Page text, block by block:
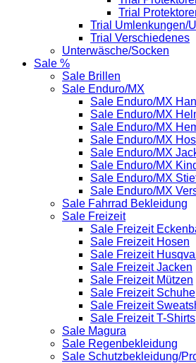
Trial
Trial Umlenkungen/
Trial Verschiedenes
Unterwäsche/Socken
Sale %
Sale Brillen
Sale Enduro/MX
Sale Enduro/MX
Sale Enduro/MX
Sale Enduro/MX
Sale Enduro/MX
Sale Enduro/MX
Sale Enduro/MX
Sale Enduro/MX
Sale Enduro/MX
Sale Fahrrad Bekleidung
Sale Freizeit
Sale Freizeit
Sale Freizeit Hosen
Sale Freizeit
Sale Freizeit Jacken
Sale Freizeit Mützen
Sale Freizeit Schuhe
Sale Freizeit
Sale Freizeit T-Shirts
Sale Magura
Sale Regenbekleidung
Sale Schutzbekleidung/